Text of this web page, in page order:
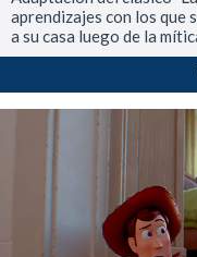
aprendizajes con los que
a su casa luego de la